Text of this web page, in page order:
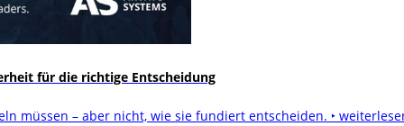
für die richtige Entscheidung
müssen – aber nicht, wie sie fundiert entscheiden. ‣